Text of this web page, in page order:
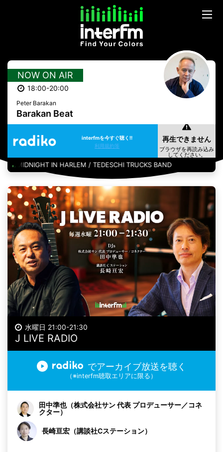
NOW ON AIR
18:00-20:00
Peter Barakan
Barakan Beat
interfmを今すぐ聴く!!
利用規約等
MIDNIGHT IN HARLEM / TEDESCHI TRUCKS BAND
水曜日 21:00-21:30
J LIVE RADIO
でアーカイブ放送を聴く
（※interfm聴取エリアに限る）
田中準也（株式会社サン 代表 プロデューサー／コネ
クター）
長崎亘宏（講談社Cステーション）